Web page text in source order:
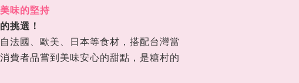
味的堅持
挑選！
法國、歐美、日本等食材，搭配台灣當
費者品嘗到美味安心的甜點，是糖村的